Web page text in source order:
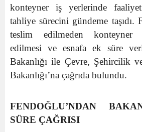
konteyner iş yerlerinde faaliyet
tahliye sürecini gündeme taşıdı.
teslim edilmeden konteyner
edilmesi ve esnafa ek süre
Bakanlığı ile Çevre, Şehircilik
Bakanlığı’na çağrıda bulundu.
FENDOĞLU’NDAN
SÜRE ÇAĞRISI